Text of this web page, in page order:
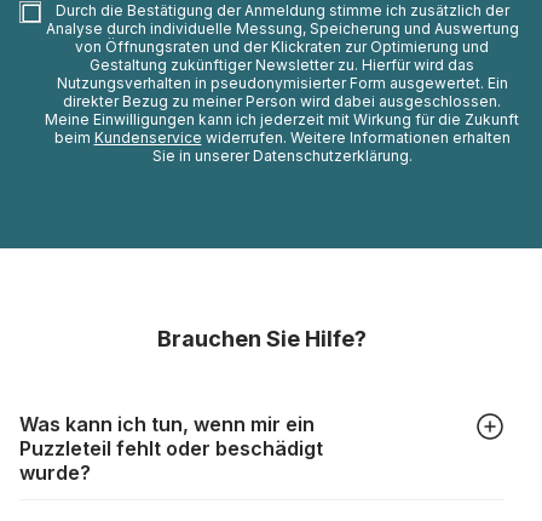
Durch die Bestätigung der Anmeldung stimme ich zusätzlich der
Analyse durch individuelle Messung, Speicherung und Auswertung
von Öffnungsraten und der Klickraten zur Optimierung und
Gestaltung zukünftiger Newsletter zu. Hierfür wird das
Nutzungsverhalten in pseudonymisierter Form ausgewertet. Ein
direkter Bezug zu meiner Person wird dabei ausgeschlossen.
Meine Einwilligungen kann ich jederzeit mit Wirkung für die Zukunft
beim Kundenservice widerrufen. Weitere Informationen erhalten
Sie in unserer Datenschutzerklärung.
Brauchen Sie Hilfe?
Was kann ich tun, wenn mir ein
Puzzleteil fehlt oder beschädigt
wurde?